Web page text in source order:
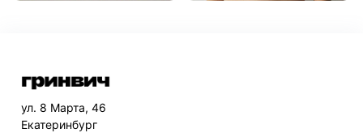
ул. 8 Марта, 46
Екатеринбург